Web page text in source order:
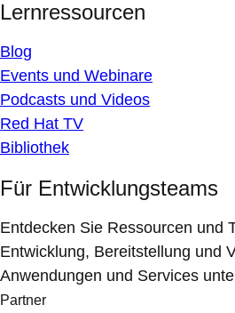
Lernressourcen
Blog
Events und Webinare
Podcasts und Videos
Red Hat TV
Bibliothek
Für Entwicklungsteams
Entdecken Sie Ressourcen und
Entwicklung, Bereitstellung und
Anwendungen und Services
Partner